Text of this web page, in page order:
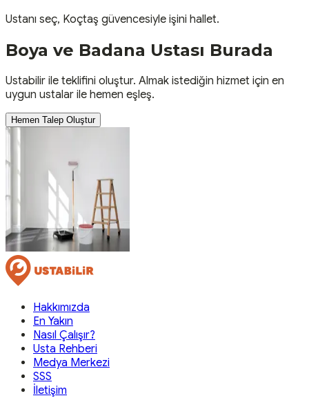
Ustanı seç, Koçtaş güvencesiyle işini hallet.
Boya ve Badana Ustası Burada
Ustabilir ile teklifini oluştur. Almak istediğin hizmet için en
uygun ustalar ile hemen eşleş.
Hemen Talep Oluştur
Hakkımızda
En Yakın
Nasıl Çalışır?
Usta Rehberi
Medya Merkezi
SSS
İletişim